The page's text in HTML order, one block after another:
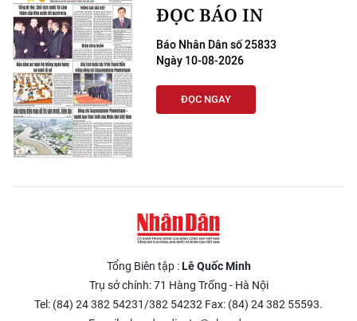
RADIO
MEDIA CENTER
E-Magazine
Video
Media Chính trị
Media Văn hóa
Media Xã hội
ĐỌC BÁO IN
Báo Nhân Dân số 25833
Ngày 10-08-2026
ĐỌC NGAY
Tổng Biên tập :Lê Quốc Minh
Trụ sở chính: 71 Hàng Trống - Hà Nội
Tel: (84) 24 382 54231/382 54232 Fax: (84) 24 382 55593.